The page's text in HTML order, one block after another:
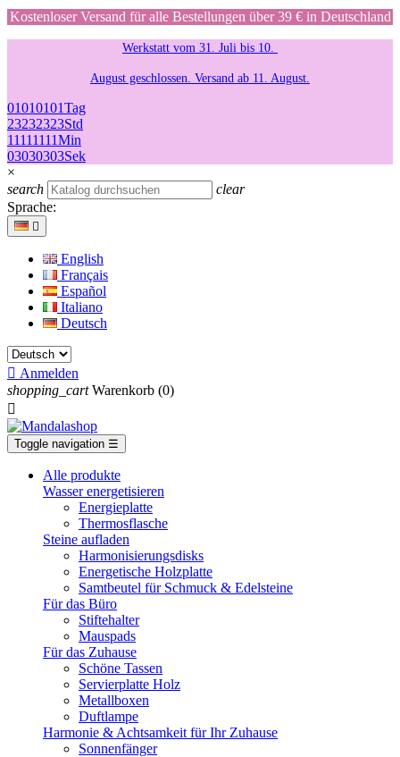
Kostenloser Versand für alle Bestellungen über 39 € in Deutschland
Werkstatt vom 31. Juli bis 10.
August geschlossen. Versand ab 11. August.
01010101Tag
23232323Std
11111111Min
03030303Sek
×
search
clear
Sprache:

English
Français
Español
Italiano
Deutsch
 Anmelden
shopping_cart Warenkorb (0)

Toggle navigation ☰
Alle produkte
Wasser energetisieren
Energieplatte​
Thermosflasche
Steine aufladen
Harmonisierungsdisks
Energetische Holzplatte
Samtbeutel für Schmuck & Edelsteine
Für das Büro
Stiftehalter
Mauspads
Für das Zuhause
Schöne Tassen
Servierplatte Holz
Metallboxen
Duftlampe
Harmonie & Achtsamkeit für Ihr Zuhause
Sonnenfänger